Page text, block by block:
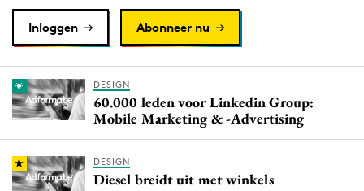
Inloggen Abonneer nu
DESIGN
60.000 leden voor Linkedin Group:
Mobile Marketing & -Advertising
DESIGN
Diesel breidt uit met winkels